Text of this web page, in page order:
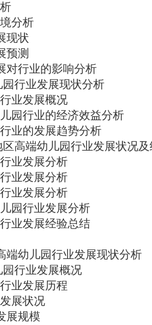
分析
现状
预测
对行业的影响分析
行业发展现状分析
业发展概况
园行业的经济效益分析
业的发展趋势分析
高端幼儿园行业发展状况
业发展分析
业发展分析
业发展分析
园行业发展分析
业发展经验总结
端幼儿园行业发展现状分析
行业发展概况
业发展历程
展状况
展规模